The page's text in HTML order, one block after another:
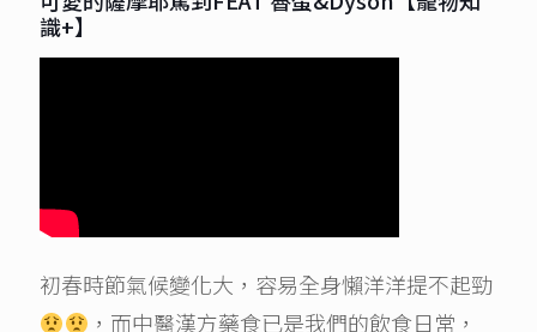
識+】
初春時節氣候變化大，容易全身懶洋洋提不起勁
，而中醫漢方藥食已是我們的飲食日常，